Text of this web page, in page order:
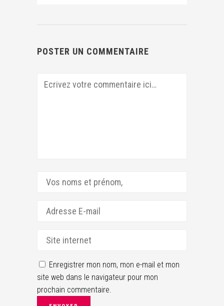
POSTER UN COMMENTAIRE
Enregistrer mon nom, mon e-mail et mon
site web dans le navigateur pour mon
prochain commentaire.